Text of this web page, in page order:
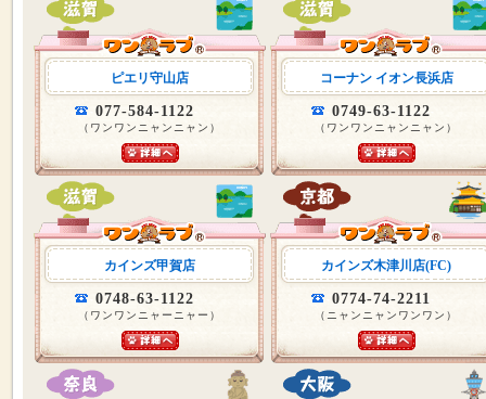
ピエリ守山店
077-584-1122
（ワンワンニャンニャン）
コーナン イオン長浜店
0749-63-1122
（ワンワンニャンニャン）
カインズ甲賀店
0748-63-1122
（ワンワンニャーニャー）
カインズ木津川店(FC)
0774-74-2211
（ニャンニャンワンワン）